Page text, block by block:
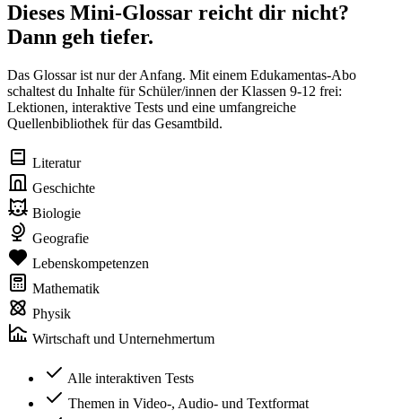
Dieses Mini-Glossar reicht dir nicht?
Dann geh tiefer.
Das Glossar ist nur der Anfang. Mit einem Edukamentas-Abo
schaltest du Inhalte für Schüler/innen der Klassen 9-12 frei:
Lektionen, interaktive Tests und eine umfangreiche
Quellenbibliothek für das Gesamtbild.
Literatur
Geschichte
Biologie
Geografie
Lebenskompetenzen
Mathematik
Physik
Wirtschaft und Unternehmertum
Alle interaktiven Tests
Themen in Video-, Audio- und Textformat